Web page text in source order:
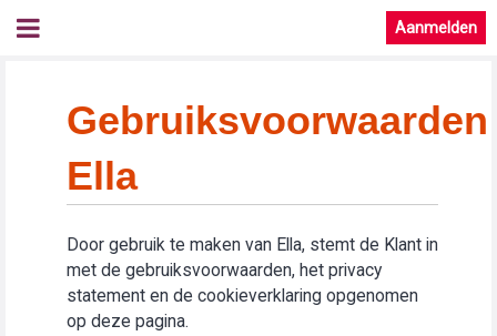
Aanmelden
Gebruiksvoorwaarden
Ella
Door gebruik te maken van Ella, stemt de Klant in
met de gebruiksvoorwaarden, het privacy
statement en de cookieverklaring opgenomen
op deze pagina.